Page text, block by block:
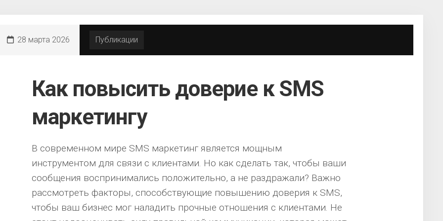
28 марта 2026 Публикации
Как повысить доверие к SMS
маркетингу
В современном мире SMS маркетинг является мощным
инструментом для связи с клиентами. Но как сделать так, чтобы ваши
сообщения воспринимались положительно, а не раздражали? Важно
рассмотреть факторы, способствующие повышению доверия к SMS,
чтобы ваш бизнес мог наладить прочные отношения с клиентами. Не